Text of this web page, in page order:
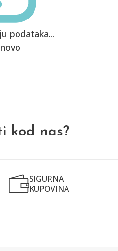
podataka...
kod nas?
SIGURNA
KUPOVINA